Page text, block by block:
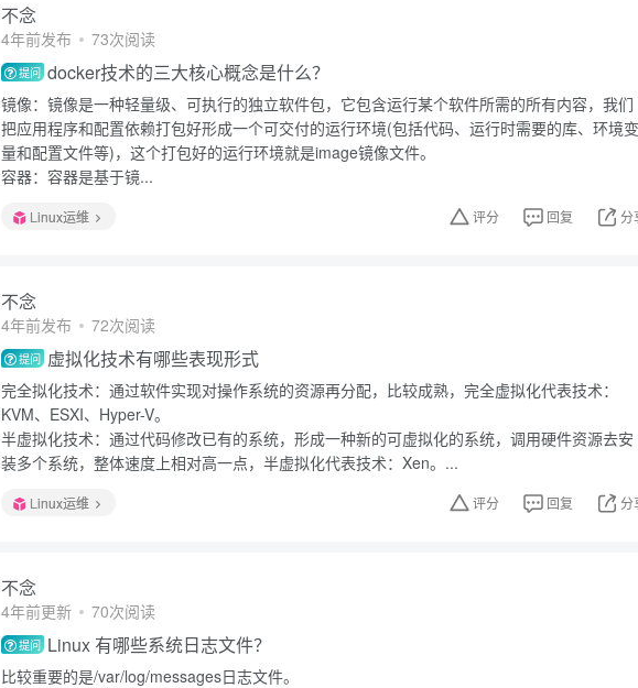
不念
4年前发布 73次阅读
提问 docker技术的三大核心概念是什么？
镜像：镜像是一种轻量级、可执行的独立软件包，它包含运行某个软件所需的所有内容，我们
把应用程序和配置依赖打包好形成一个可交付的运行环境(包括代码、运行时需要的库、环境变
量和配置文件等)，这个打包好的运行环境就是image镜像文件。
容器：容器是基于镜...
Linux运维 评分 回复 分
不念
4年前发布 72次阅读
提问 虚拟化技术有哪些表现形式
完全拟化技术：通过软件实现对操作系统的资源再分配，比较成熟，完全虚拟化代表技术：
KVM、ESXI、Hyper-V。
半虚拟化技术：通过代码修改已有的系统，形成一种新的可虚拟化的系统，调用硬件资源去安
装多个系统，整体速度上相对高一点，半虚拟化代表技术：Xen。...
Linux运维 评分 回复 分
不念
4年前更新 70次阅读
提问 Linux 有哪些系统日志文件？
比较重要的是/var/log/messages日志文件。